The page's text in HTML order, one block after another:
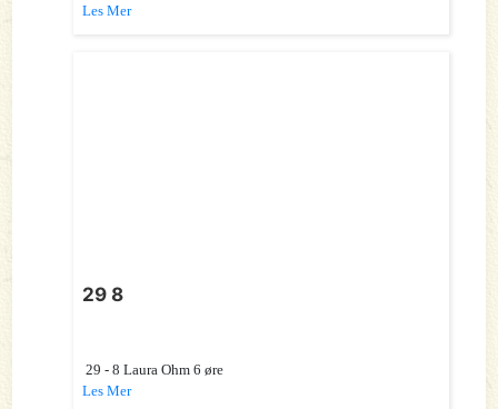
Les Mer
29 8
29 - 8 Laura Ohm 6 øre
Les Mer